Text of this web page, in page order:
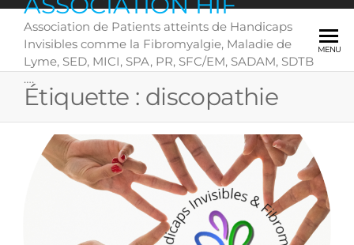
Skip
content
Association de Patients atteints de Handicaps
Invisibles comme la Fibromyalgie, Maladie de
Lyme, SED, MICI, SPA, PR, SFC/EM, SADAM, SDTB
….
MENU
Étiquette : discopathie